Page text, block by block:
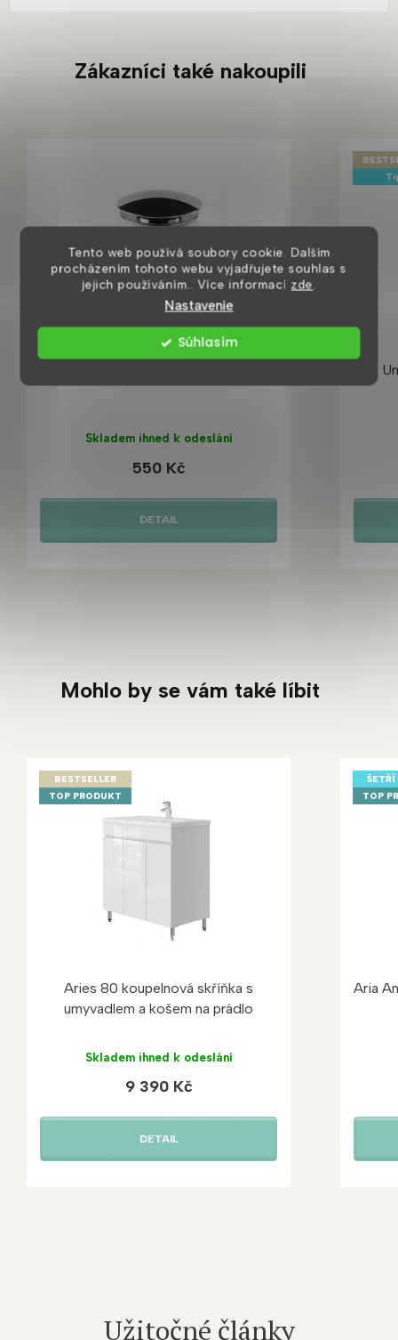
Tento web používá soubory cookie. Dalším
procházením tohoto webu vyjadřujete souhlas s
jejich používáním.. Více informací zde
Nastavenie
Súhlasím
Zákazníci také nakoupili
Skladem ihned k odeslání
550 Kč
DETAIL
Mohlo by se vám také líbit
BESTSELLER
TOP PRODUKT
Aries 80 koupelnová skříňka s
umyvadlem a košem na prádlo
Skladem ihned k odeslání
9 390 Kč
DETAIL
TOP
Aria
Užitočné články